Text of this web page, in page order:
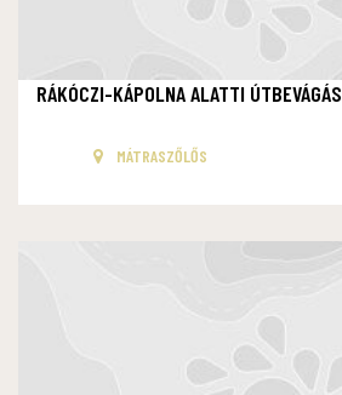
RÁKÓCZI-KÁPOLNA ALATTI ÚTBEVÁGÁS
MÁTRASZŐLŐS